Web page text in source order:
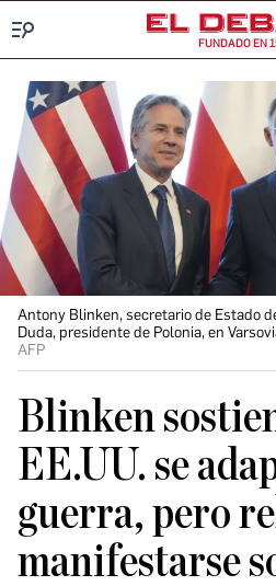
FUNDADO EN
Antony Blinken, secretario de Estado
Duda, presidente de Polonia, en
AFP
Blinken
EE.UU. se
guerra, pero
manifestarse